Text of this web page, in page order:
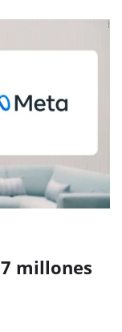
millones